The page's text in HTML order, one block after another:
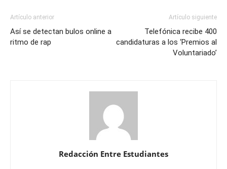
Artículo anterior
Así se detectan bulos online a
ritmo de rap
Artículo siguiente
Telefónica recibe 400
candidaturas a los ‘Premios al
Voluntariado’
Redacción Entre Estudiantes